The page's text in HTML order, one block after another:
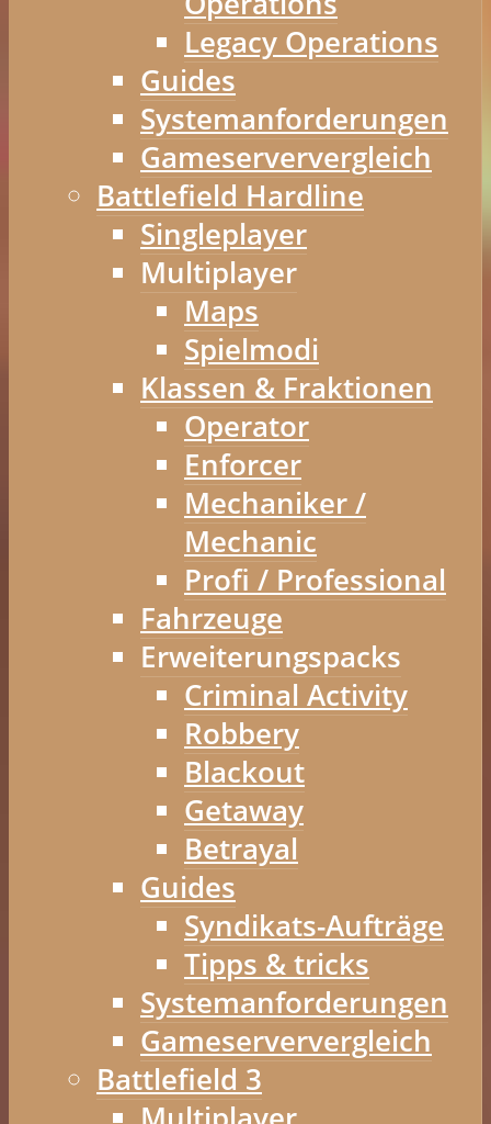
Legacy Operations
Guides
Systemanforderungen
Gameserververgleich
Battlefield Hardline
Singleplayer
Multiplayer
Maps
Spielmodi
Klassen & Fraktionen
Operator
Enforcer
Mechaniker /
Mechanic
Profi / Professional
Fahrzeuge
Erweiterungspacks
Criminal Activity
Robbery
Blackout
Getaway
Betrayal
Guides
Syndikats-Aufträge
Tipps & tricks
Systemanforderungen
Gameserververgleich
Battlefield 3